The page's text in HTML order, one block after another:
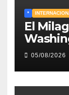
*
El
Milei y
05/08/2026